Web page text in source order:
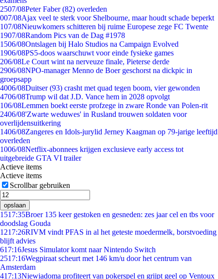
2507/08Peter Faber (82) overleden
007/08Ajax veel te sterk voor Shelbourne, maar houdt schade beperkt
107/08Nieuwkomers schitteren bij ruime Europese zege FC Twente
1907/08Random Pics van de Dag #1978
1506/08Ontslagen bij Halo Studios na Campaign Evolved
1906/08PS5-doos waarschuwt voor einde fysieke games
206/08Le Court wint na nerveuze finale, Pieterse derde
2906/08NPO-manager Menno de Boer geschorst na dickpic in
groepsapp
4006/08Duitser (93) crasht met quad tegen boom, vier gewonden
4706/08Trump wil dat J.D. Vance hem in 2028 opvolgt
106/08Lemmen boekt eerste profzege in zware Ronde van Polen-rit
2406/08'Zwarte weduwes' in Rusland trouwen soldaten voor
overlijdensuitkering
1406/08Zangeres en Idols-jurylid Jerney Kaagman op 79-jarige leeftijd
overleden
1006/08Netflix-abonnees krijgen exclusieve early access tot
uitgebreide GTA VI trailer
Actieve items
Actieve items
Scrollbar gebruiken
opslaan
1517:35Broer 135 keer gestoken en gesneden: zes jaar cel en tbs voor
doodslag Gouda
1217:26RIVM vindt PFAS in al het geteste moedermelk, borstvoeding
blijft advies
617:16Jesus Simulator komt naar Nintendo Switch
2517:16Wegpiraat scheurt met 146 km/u door het centrum van
Amsterdam
417:13Niewiadoma profiteert van pokerspel en grijpt geel op Ventoux